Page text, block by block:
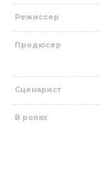
Режиссер
Продюсер
Сценарист
В ролях